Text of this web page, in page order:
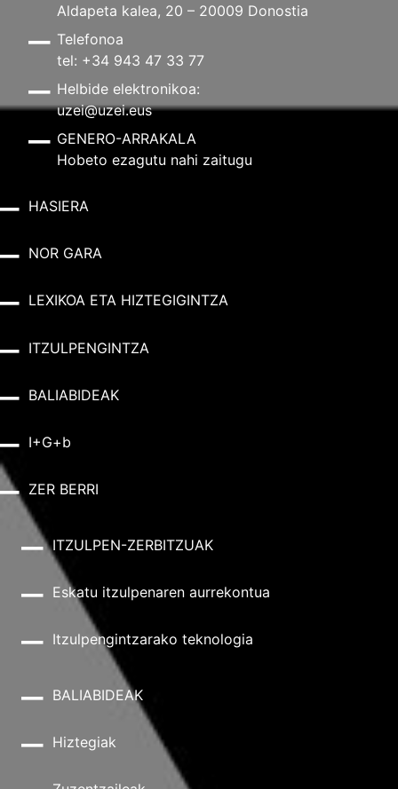
Aldapeta kalea, 20 – 20009 Donostia
Telefonoa
tel: +34 943 47 33 77
Helbide elektronikoa:
uzei@uzei.eus
GENERO-ARRAKALA
Hobeto ezagutu nahi zaitugu
HASIERA
NOR GARA
LEXIKOA ETA HIZTEGIGINTZA
ITZULPENGINTZA
BALIABIDEAK
I+G+b
ZER BERRI
ITZULPEN-ZERBITZUAK
Eskatu itzulpenaren aurrekontua
Itzulpengintzarako teknologia
BALIABIDEAK
Hiztegiak